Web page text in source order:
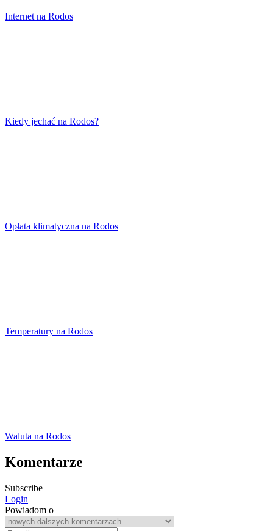
Internet na Rodos
Kiedy jechać na Rodos?
Opłata klimatyczna na Rodos
Temperatury na Rodos
Waluta na Rodos
Komentarze
Subscribe
Login
Powiadom o